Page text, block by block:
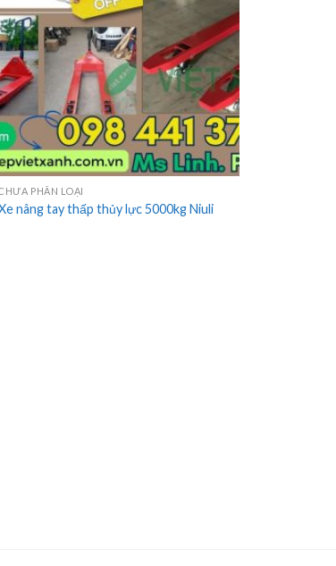
PHÂN LOẠI
nâng tay thấp thủy lực 5000kg Niuli